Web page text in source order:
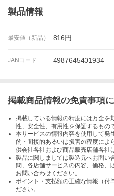
製品情報
最安値（新品） 816円
JANコード 4987645401934
掲載商品情報の免責事項
掲載している情報の精度には万全を
性、安全性、有用性を保証するもの
本サービスの情報内容を使用して発
的・間接的あるいは損害の程度によ
供会社各社および商品販売店舗各社
製品に関しましては製造元へお問い
問、各店舗サービスの内容、価格、
お問い合わせください。
ポイント・支払額の正確な情報（付
ださい。